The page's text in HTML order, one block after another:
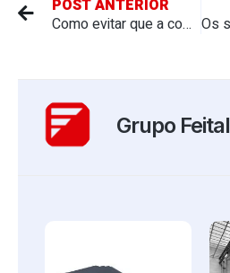
POST ANTERIOR
Como evitar que a comida grude na frigideira de aço inox: dicas práticas para cozinhar sem erros
Grupo Feital